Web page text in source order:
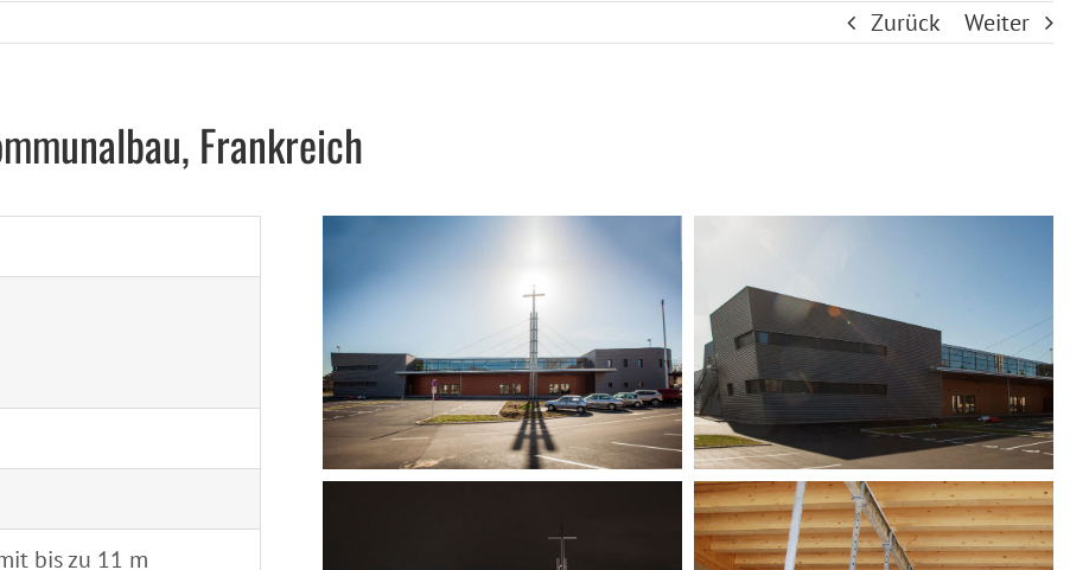
Zurück Weiter
Frankreich
bis zu 11 m